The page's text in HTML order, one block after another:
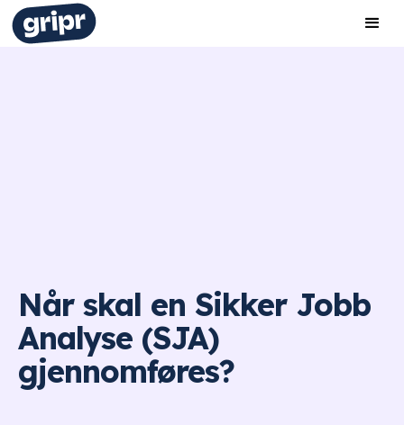
Når skal en Sikker Jobb
Analyse (SJA)
gjennomføres?